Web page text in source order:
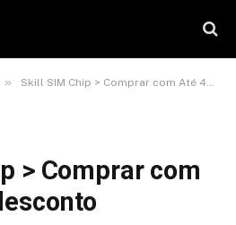
» Skill SIM Chip > Comprar com Até 40% de desconto
> Comprar com